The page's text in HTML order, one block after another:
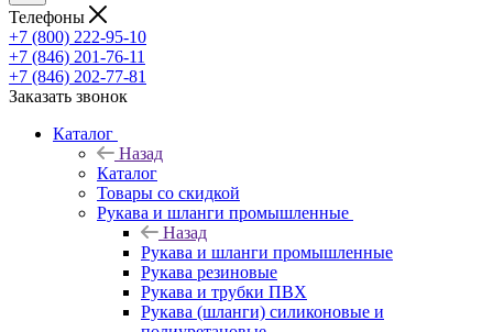
Телефоны
+7 (800) 222-95-10
+7 (846) 201-76-11
+7 (846) 202-77-81
Заказать звонок
Каталог
Назад
Каталог
Товары со скидкой
Рукава и шланги промышленные
Назад
Рукава и шланги промышленные
Рукава резиновые
Рукава и трубки ПВХ
Рукава (шланги) силиконовые и